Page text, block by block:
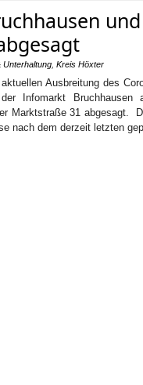
Unterhaltung Kreis Höxter
Ausbreitung des
Infomarkt
Marktstraße 31 abgesagt.
nach dem derzeit letzten